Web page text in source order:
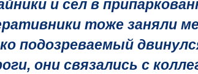
и сел в
тоже заняли
подозреваемый
они связались с